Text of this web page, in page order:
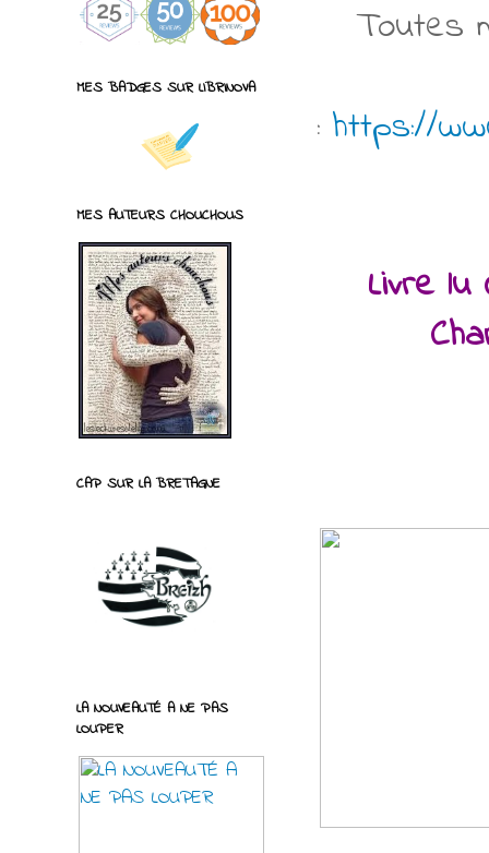
Toutes
: https://
Livre
MES BADGES SUR LIBRINOVA
MES AUTEURS CHOUCHOUS
CAP SUR LA BRETAGNE
LA NOUVEAUTÉ A NE PAS
LOUPER